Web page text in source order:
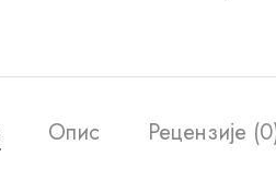
Опис Рецензије